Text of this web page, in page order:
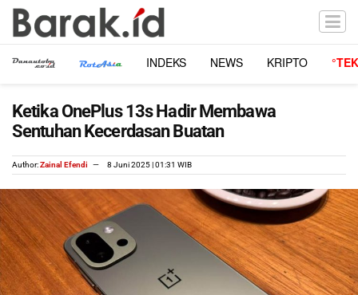
INDEKS NEWS KRIPTO
Ketika OnePlus 13s Hadir Membawa
Sentuhan Kecerdasan Buatan
Author:Zainal Efendi 8 Juni 2025 | 01:31 WIB